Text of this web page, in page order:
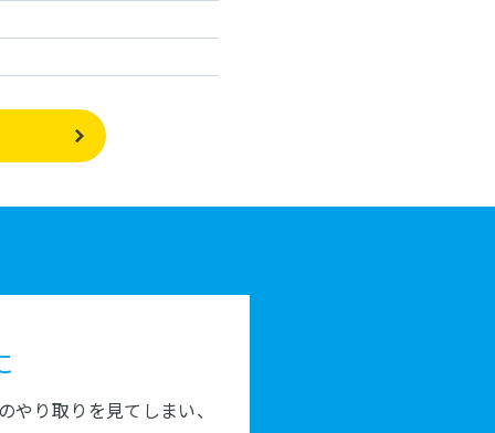
やり取りを見てしまい、